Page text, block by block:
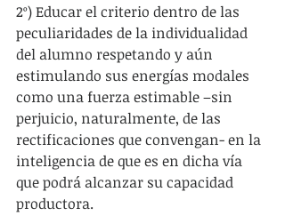
2º) Educar el criterio dentro de las
peculiaridades de la individualidad
del alumno respetando y aún
estimulando sus energías modales
como una fuerza estimable –sin
perjuicio, naturalmente, de las
rectificaciones que convengan- en la
inteligencia de que es en dicha vía
que podrá alcanzar su capacidad
productora.